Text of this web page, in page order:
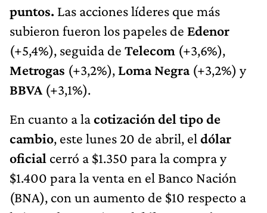
puntos. Las acciones líderes que más
subieron fueron los papeles de Edenor
(+5,4%), seguida de Telecom (+3,6%),
Metrogas (+3,2%), Loma Negra(+3,2%) y
BBVA (+3,1%).
En cuanto a lacotización del tipo de
cambio, este lunes 20 de abril, el dólar
oficial cerró a $1.350 para la compra y
$1.400 para la venta en el Banco Nación
(BNA), con un aumento de $10 respecto a